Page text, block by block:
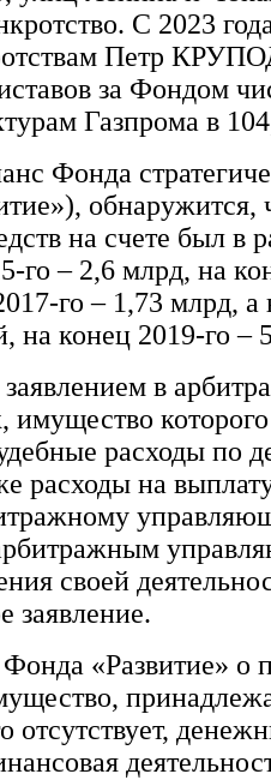
С 2023
Петр
за Фондом
Газпрома в
Фонда
обнаружится,
на счете был в
го – 2,6 млрд, на
го – 1,73 млрд, а
на конец 2019-го –
в
имущество
расходы по
расходы на
своей
заявление.
«Развитие» о
отсутствует,